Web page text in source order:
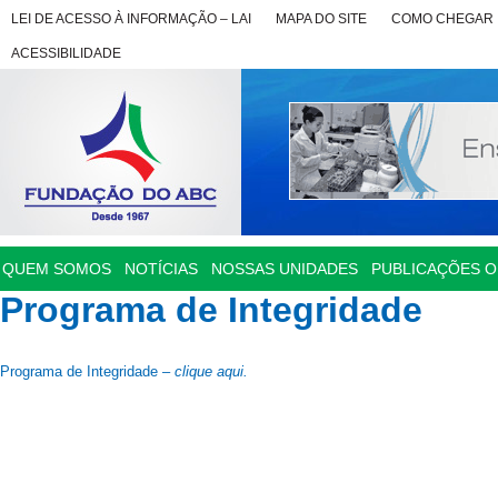
LEI DE ACESSO À INFORMAÇÃO – LAI MAPA DO SITE COMO CHEGAR
ACESSIBILIDADE
QUEM SOMOS NOTÍCIAS NOSSAS UNIDADES PUBLICAÇÕES
Programa de Integridade
Programa de Integridade – clique aqui.